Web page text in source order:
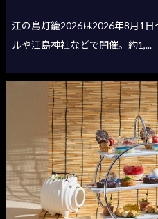
江の島灯籠2026は2026年8月1
ルや江島神社などで開催。約1,...